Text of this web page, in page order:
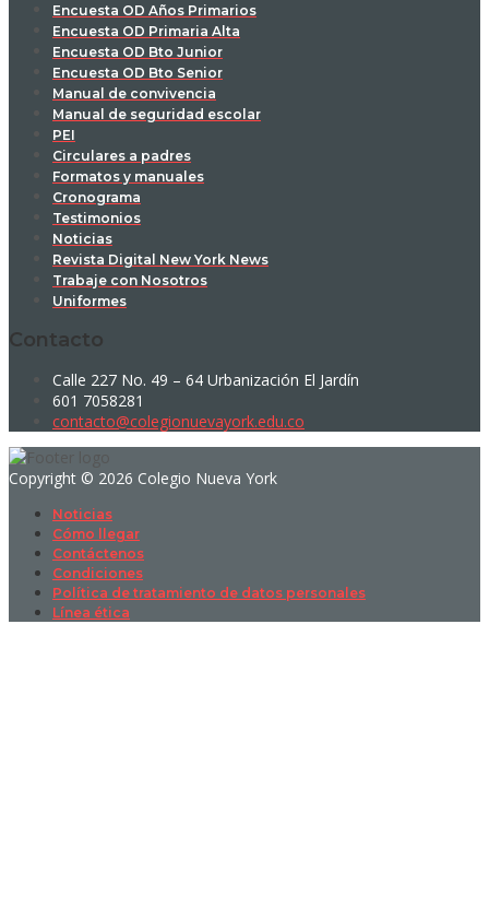
Encuesta OD Años Primarios
Encuesta OD Primaria Alta
Encuesta OD Bto Junior
Encuesta OD Bto Senior
Manual de convivencia
Manual de seguridad escolar
PEI
Circulares a padres
Formatos y manuales
Cronograma
Testimonios
Noticias
Revista Digital New York News
Trabaje con Nosotros
Uniformes
Contacto
Calle 227 No. 49 – 64 Urbanización El Jardín
601 7058281
contacto@colegionuevayork.edu.co
Copyright © 2026 Colegio Nueva York
Noticias
Cómo llegar
Contáctenos
Condiciones
Política de tratamiento de datos personales
Línea ética